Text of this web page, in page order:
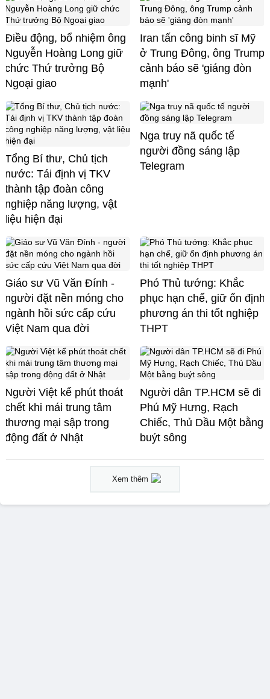
Điều động, bổ nhiệm ông
Nguyễn Hoàng Long giữ
chức Thứ trưởng Bộ
Ngoại giao
Iran tấn công binh sĩ Mỹ
ở Trung Đông, ông Trump
cảnh báo sẽ 'giáng đòn
mạnh'
Tổng Bí thư, Chủ tịch
nước: Tái định vị TKV
thành tập đoàn công
nghiệp năng lượng, vật
liệu hiện đại
Nga truy nã quốc tế
người đồng sáng lập
Telegram
Giáo sư Vũ Văn Đính -
người đặt nền móng cho
ngành hồi sức cấp cứu
Việt Nam qua đời
Phó Thủ tướng: Khắc
phục hạn chế, giữ ổn định
phương án thi tốt nghiệp
THPT
Người Việt kể phút thoát
chết khi mái trung tâm
thương mại sập trong
động đất ở Nhật
Người dân TP.HCM sẽ đi
Phú Mỹ Hưng, Rạch
Chiếc, Thủ Dầu Một bằng
buýt sông
Xem thêm